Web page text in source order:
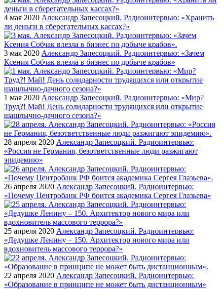
4 мая 2020 Александр Запесоцкий. Радиоинтервью: «Хранить
ли деньги в сберегательных кассах?»
3 мая 2020 Александр Запесоцкий. Радиоинтервью: «Зачем
Ксения Собчак влезла в бизнес по добыче крабов»
1 мая 2020 Александр Запесоцкий. Радиоинтервью: «Мир?
Труд?! Май! День солидарности трудящихся или открытие
шашлычно-дачного сезона?»
28 апреля 2020 Александр Запесоцкий. Радиоинтервью:
«Россия не Германия, безответственные люди разжигают
эпидемию»
26 апреля 2020 Александр Запесоцкий. Радиоинтервью:
«Почему Центробанк РФ боится академика Сергея Глазьева»
25 апреля 2020 Александр Запесоцкий. Радиоинтервью:
«Дедушке Ленину – 150. Архитектор нового мира или
вдохновитель массового террора?»
22 апреля 2020 Александр Запесоцкий. Радиоинтервью:
«Образование в принципе не может быть дистанционным»